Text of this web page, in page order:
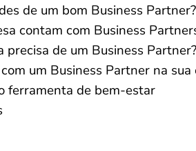
de um bom Business Partner?
contam com Business
precisa de um Business Partner?
um Business Partner na sua
ferramenta de bem-estar